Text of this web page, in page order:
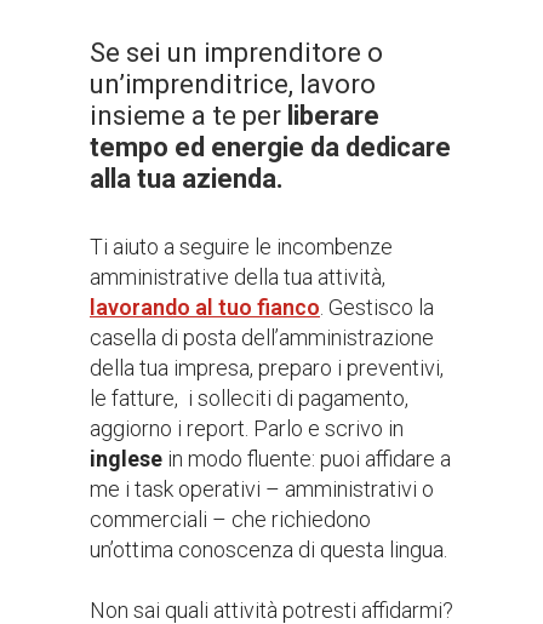
Se sei un imprenditore o
un’imprenditrice, lavoro
insieme a te per liberare
tempo ed energie da dedicare
alla tua azienda.
Ti aiuto a seguire le incombenze
amministrative della tua attività,
lavorando al tuo fianco . Gestisco la
casella di posta dell’amministrazione
della tua impresa, preparo i preventivi,
le fatture, i solleciti di pagamento,
aggiorno i report. Parlo e scrivo in
inglese in modo fluente: puoi affidare a
me i task operativi – amministrativi o
commerciali – che richiedono
un’ottima conoscenza di questa lingua.
Non sai quali attività potresti affidarmi?